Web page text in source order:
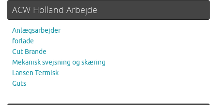
ACW Holland Arbejde
Anlægsarbejder
forlade
Cut Brande
Mekanisk svejsning og skæring
Lansen Termisk
Guts